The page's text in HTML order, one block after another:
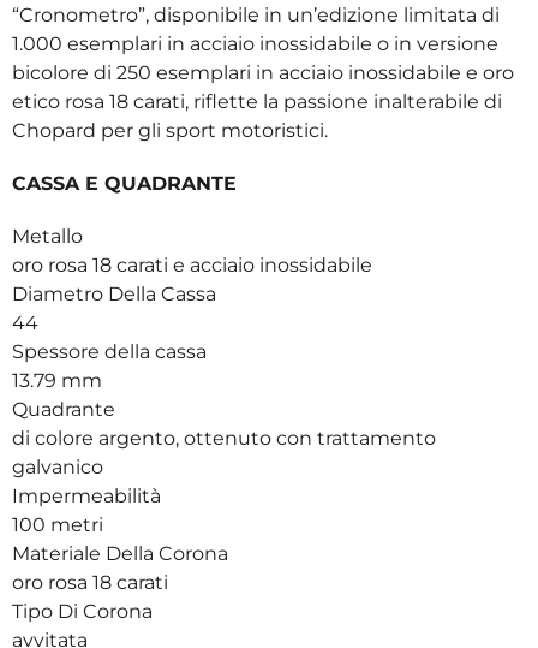
“Cronometro”, disponibile in un’edizione limitata di
1.000 esemplari in acciaio inossidabile o in versione
bicolore di 250 esemplari in acciaio inossidabile e oro
etico rosa 18 carati, riflette la passione inalterabile di
Chopard per gli sport motoristici.
CASSA E QUADRANTE
Metallo
oro rosa 18 carati e acciaio inossidabile
Diametro Della Cassa
44
Spessore della cassa
13.79 mm
Quadrante
di colore argento, ottenuto con trattamento
galvanico
Impermeabilità
100 metri
Materiale Della Corona
oro rosa 18 carati
Tipo Di Corona
avvitata